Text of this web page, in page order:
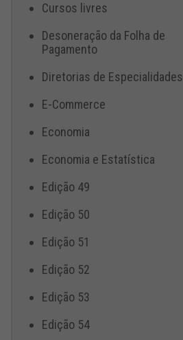
Cursos livres
Desoneração da Folha de
Pagamento
Diretorias de Especialidades
E-Commerce
Economia
Economia e Estatística
Edição 49
Edição 50
Edição 51
Edição 52
Edição 53
Edição 54